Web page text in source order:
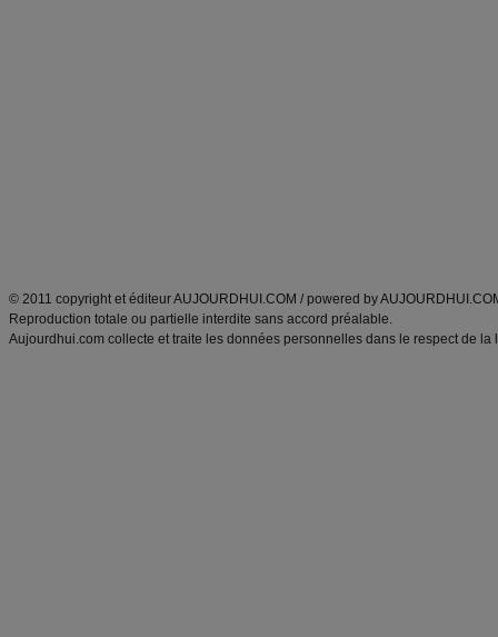
© 2011 copyright et éditeur AUJOURDHUI.COM / powered by
Reproduction totale ou partielle interdite sans accord préalable.
Aujourdhui.com collecte et traite les données personnelles dans le respect de